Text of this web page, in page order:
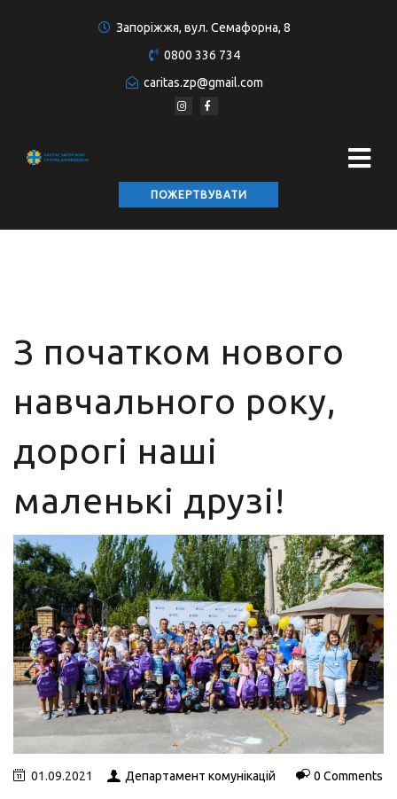
Запоріжжя, вул. Семафорна, 8
0800 336 734
caritas.zp@gmail.com
ПОЖЕРТВУВАТИ
З початком нового
навчального року,
дорогі наші
маленькі друзі!
01.09.2021 Департамент комунікацій 0 Comments